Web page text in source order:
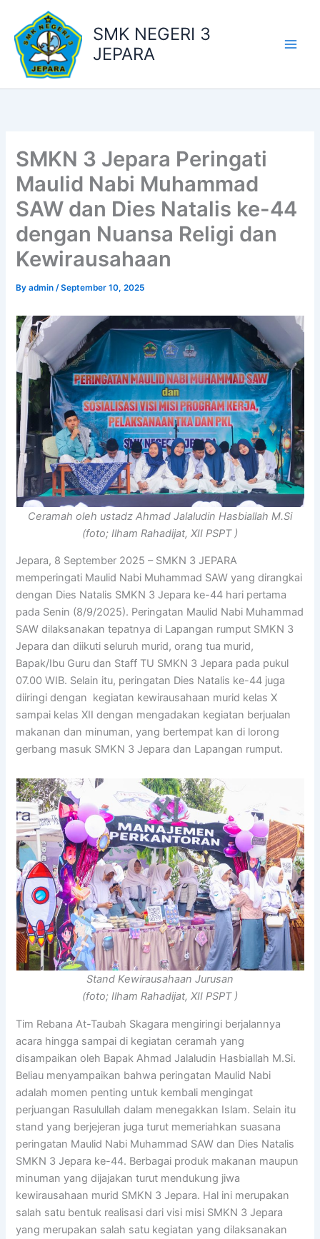
content
SMK NEGERI 3
JEPARA
SMKN 3 Jepara Peringati
Maulid Nabi Muhammad
SAW dan Dies Natalis ke-44
dengan Nuansa Religi dan
Kewirausahaan
Byadmin/September 10, 2025
Ceramah oleh ustadz Ahmad Jalaludin Hasbiallah M.Si
(foto; Ilham Rahadijat, XII PSPT )
Jepara, 8 September 2025 – SMKN 3 JEPARA
memperingati Maulid Nabi Muhammad SAW yang dirangkai
dengan Dies Natalis SMKN 3 Jepara ke-44 hari pertama
pada Senin (8/9/2025). Peringatan Maulid Nabi Muhammad
SAW dilaksanakan tepatnya di Lapangan rumput SMKN 3
Jepara dan diikuti seluruh murid, orang tua murid,
Bapak/Ibu Guru dan Staff TU SMKN 3 Jepara pada pukul
07.00 WIB. Selain itu, peringatan Dies Natalis ke-44 juga
diiringi dengan kegiatan kewirausahaan murid kelas X
sampai kelas XII dengan mengadakan kegiatan berjualan
makanan dan minuman, yang bertempat kan di lorong
gerbang masuk SMKN 3 Jepara dan Lapangan rumput.
Stand Kewirausahaan Jurusan
(foto; Ilham Rahadijat, XII PSPT )
Tim Rebana At-Taubah Skagara mengiringi berjalannya
acara hingga sampai di kegiatan ceramah yang
disampaikan oleh Bapak Ahmad Jalaludin Hasbiallah M.Si.
Beliau menyampaikan bahwa peringatan Maulid Nabi
adalah momen penting untuk kembali mengingat
perjuangan Rasulullah dalam menegakkan Islam. Selain itu
stand yang berjejeran juga turut memeriahkan suasana
peringatan Maulid Nabi Muhammad SAW dan Dies Natalis
SMKN 3 Jepara ke-44. Berbagai produk makanan maupun
minuman yang dijajakan turut mendukung jiwa
kewirausahaan murid SMKN 3 Jepara. Hal ini merupakan
salah satu bentuk realisasi dari visi misi SMKN 3 Jepara
yang merupakan salah satu kegiatan yang dilaksanakan